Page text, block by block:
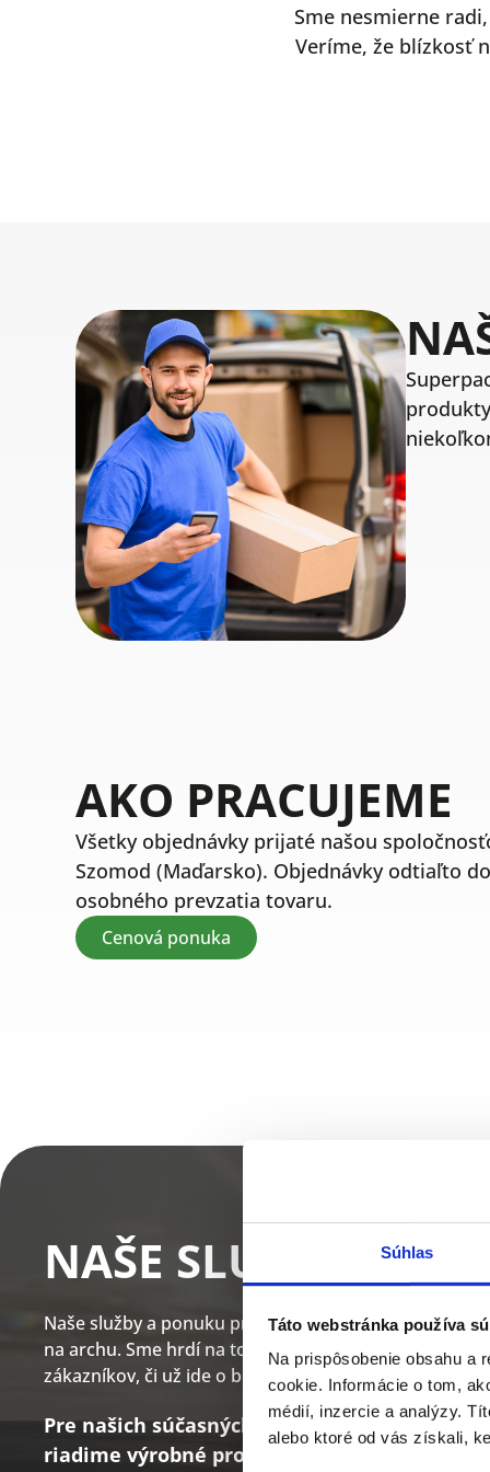
Súhlas
Táto webstránka používa
Na prispôsobenie obsahu a
cookie. Informácie o tom,
médií, inzercie a analýzy.
alebo ktoré od vás získali,
Sme nesmierne
Veríme, že blízkosť
AKO PRACUJEME
Všetky objednávky prijaté našou
Szomod (Maďarsko). Objednávky odtiaľto
osobného prevzatia tovaru.
Cenová ponuka
NAŠE SLUŽBY
Naše služby a ponuku produktov sme postupne
na archu. Sme hrdí na to, že naše skúsenosti
zákazníkov, či už ide o bežné papierové etikety
Pre našich súčasných i budúcich partnerov
riadime výrobné procesy tak, aby bol v